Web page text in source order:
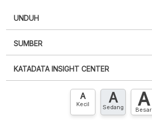
UNDUH
XLS
SUMBER
punya akun?Silakan Daftar sekarang
KATADATA INSIGHT CENTER
Hubungi sekarang »
A
Kecil A
Sedang A
Besar